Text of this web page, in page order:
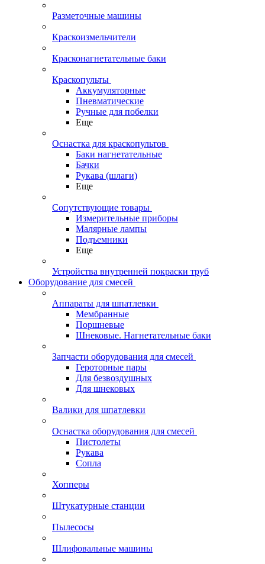
Разметочные машины
Краскоизмельчители
Красконагнетательные баки
Краскопульты
Аккумуляторные
Пневматические
Ручные для побелки
Еще
Оснастка для краскопультов
Баки нагнетательные
Бачки
Рукава (шлаги)
Еще
Сопутствующие товары
Измерительные приборы
Малярные лампы
Подъемники
Еще
Устройства внутренней покраски труб
Оборудование для смесей
Аппараты для шпатлевки
Мембранные
Поршневые
Шнековые. Нагнетательные баки
Запчасти оборудования для смесей
Героторные пары
Для безвоздушных
Для шнековых
Валики для шпатлевки
Оснастка оборудования для смесей
Пистолеты
Рукава
Сопла
Хопперы
Штукатурные станции
Пылесосы
Шлифовальные машины